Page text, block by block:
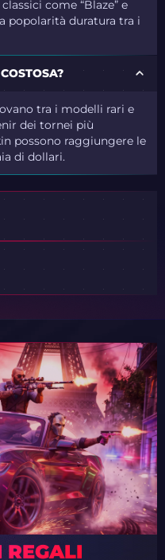
come “Blaze” e
popolarità duratura tra i
tra i modelli rari e
dei tornei più
possono raggiungere le
di dollari.
REGALI